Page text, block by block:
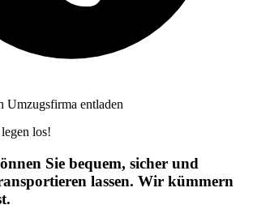
Umzugsfirma entladen
los!
Sie bequem, sicher und
lassen. Wir kümmern